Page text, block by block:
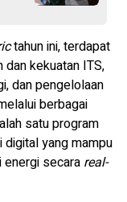
tahun ini, terdapat
kekuatan ITS,
dan pengelolaan
berbagai
satu program
yang mampu
secara real-